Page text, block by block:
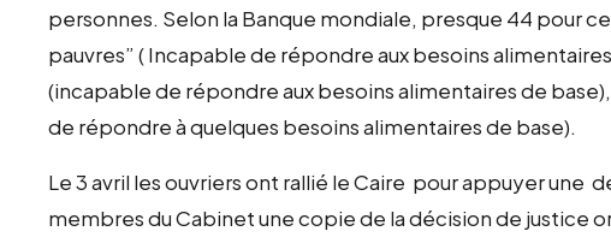
personnes. Selon la Banque mondiale, presque 44 pour
pauvres” ( Incapable de répondre aux besoins
(incapable de répondre aux besoins alimentaires de
de répondre à quelques besoins alimentaires de base).
Le 3 avril les ouvriers ont rallié le Caire pour appuyer une
membres du Cabinet une copie de la décision de justice